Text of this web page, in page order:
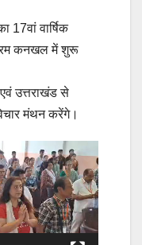
17वां वार्षिक
कनखल में शुरू
उत्तराखंड से
मंथन करेंगे।